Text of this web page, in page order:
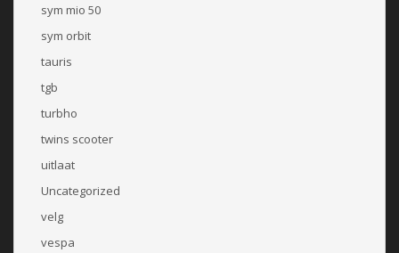
sym mio 50
sym orbit
tauris
tgb
turbho
twins scooter
uitlaat
Uncategorized
velg
vespa